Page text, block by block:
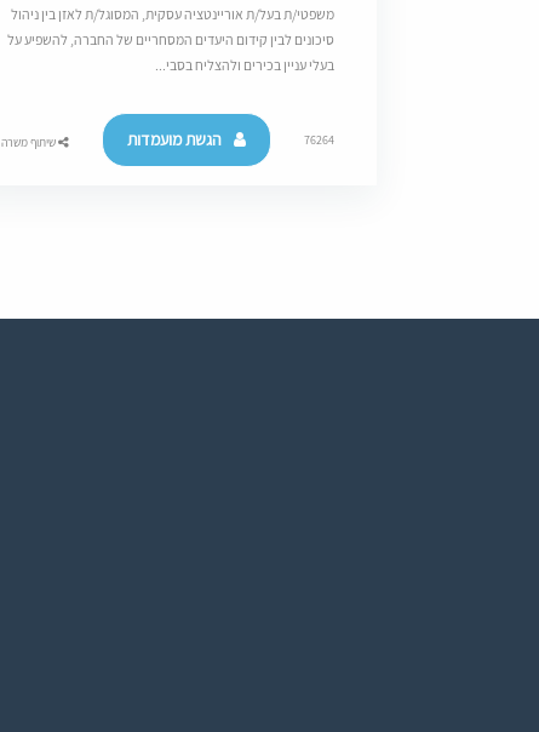
משפטי/ת בעל/ת אוריינטציה עסקית, המסוגל/ת לאזן בין ניהול
סיכונים לבין קידום היעדים המסחריים של החברה, להשפיע על
בעלי עניין בכירים ולהצליח בסבי...
76264 הגשת מועמדות שיתוף משרה